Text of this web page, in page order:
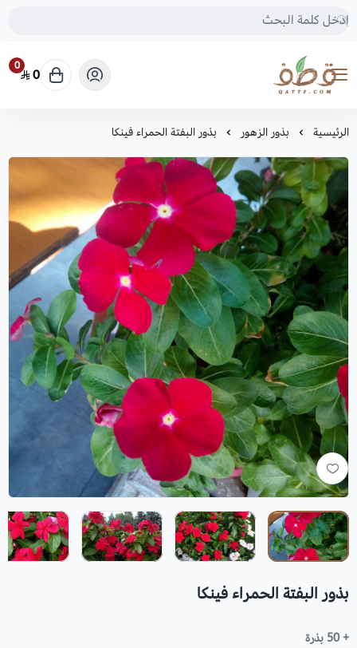
متجر قطف للبذور
0
0
الرئيسية بذور الزهور بذور البفتة الحمراء فينكا
بذور البفتة الحمراء فينكا
+ 50 بذرة